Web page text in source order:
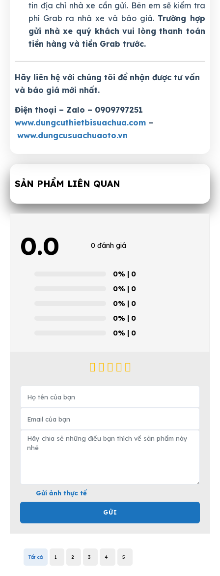
tin địa chỉ nhà xe cần gửi. Bên em sẽ kiểm tra
phí Grab ra nhà xe và báo giá. Trường hợp
gửi nhà xe quý khách vui lòng thanh toán
tiền hàng và tiền Grab trước.
Hãy liên hệ với chúng tôi để nhận được tư vấn
và báo giá mới nhất.
Điện thoại – Zalo – 0909797251
www.dungcuthietbisuachua.com –
www.dungcusuachuaoto.vn
SẢN PHẨM LIÊN QUAN
0.0 0 đánh giá
0% | 0
0% | 0
0% | 0
0% | 0
0% | 0
Gửi ảnh thực tế
GỬI
Tất cả 1 2 3 4 5